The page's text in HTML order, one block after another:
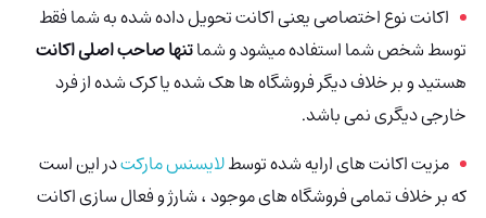
اکانت نوع اختصاصی یعنی اکانت تحویل داده شده به شما فقط
توسط شخص شما استفاده میشود و شماتنها صاحب اصلی اکانت
هستید و بر خلاف دیگر فروشگاه ها هک شده یا کرک شده از فرد
خارجی دیگری نمی باشد.
مزیت اکانت های ارایه شده توسطلایسنس مارکتدر این است
که بر خلاف تمامی فروشگاه های موجود ، شارژ و فعال سازی اکانت